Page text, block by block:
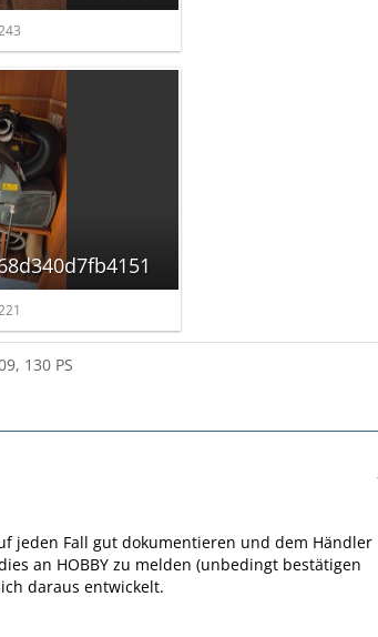
130 PS
jeden Fall gut dokumentieren und dem Händler
an HOBBY zu melden (unbedingt bestätigen
daraus entwickelt.